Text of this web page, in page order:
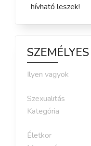
hívható leszek!
Ilyen vagyok
Szexualitás
Kategória
Életkor